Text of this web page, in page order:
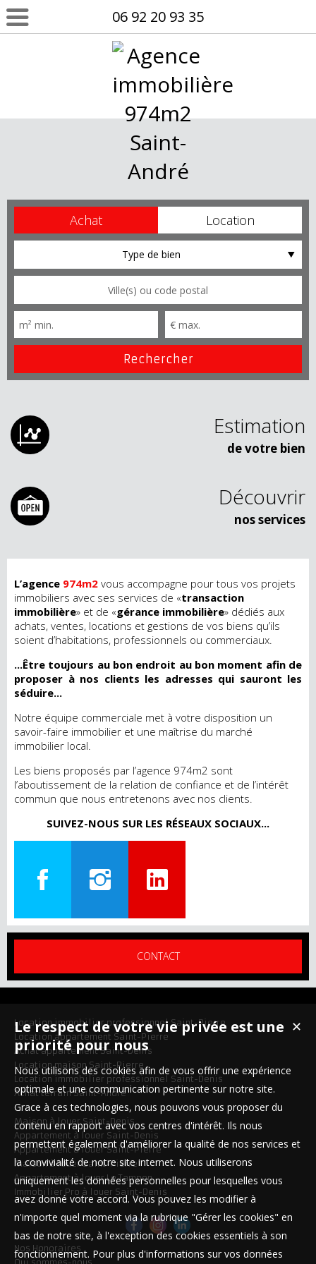
06 92 20 93 35
Achat Location
Type de bien
Estimation
de votre bien
Découvrir
nos services
L’agence 974m2 vous accompagne pour tous vos projets
immobiliers avec ses services de «transaction
immobilière» et de «gérance immobilière» dédiés aux
achats, ventes, locations et gestions de vos biens qu’ils
soient d’habitations, professionnels ou commerciaux.
...Être toujours au bon endroit au bon moment afin de
proposer à nos clients les adresses qui sauront les
séduire...
Notre équipe commerciale met à votre disposition un
savoir-faire immobilier et une maîtrise du marché
immobilier local.
Les biens proposés par l’agence 974m2 sont
l’aboutissement de la relation de confiance et de l’intérêt
commun que nous entretenons avec nos clients.
SUIVEZ-NOUS SUR LES RÉSEAUX SOCIAUX...
CONTACT
Location immobilier professionnel Saint-Pierre
Location appartement Saint-Pierre
Achat appartement Saint-Denis
Location maison Saint-Pierre
Location immobilier professionnel Saint-Denis
Achat terrain Saint-André
Maison à louer Saint-Denis
Appartement à louer Saint-Denis
Appartement à louer Saint-Pierre
Maison à louer Saint-Pierre
Appartement à louer Le Tampon
Immobilier Pro à louer Saint-Denis
Nos Honoraires
✕
Le respect de votre vie privée est une
priorité pour nous
Nous utilisons des cookies afin de vous offrir une expérience
optimale et une communication pertinente sur notre site.
Grace à ces technologies, nous pouvons vous proposer du
contenu en rapport avec vos centres d'intérêt. Ils nous
permettent également d'améliorer la qualité de nos services et
la convivialité de notre site internet. Nous utiliserons
uniquement les données personnelles pour lesquelles vous
avez donné votre accord. Vous pouvez les modifier à
n'importe quel moment via la rubrique "Gérer les cookies" en
bas de notre site, à l'exception des cookies essentiels à son
fonctionnement. Pour plus d'informations sur vos données